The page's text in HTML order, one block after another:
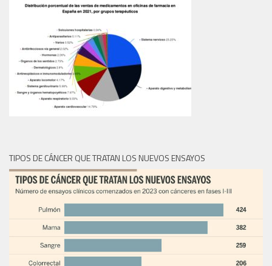
TIPOS DE CÁNCER QUE TRATAN LOS NUEVOS ENSAYOS